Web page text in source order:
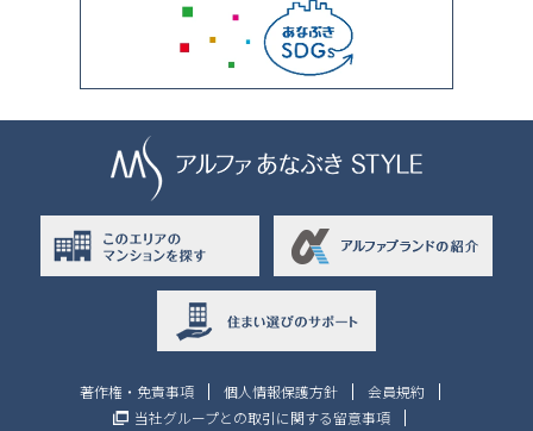
著作権・免責事項 個人情報保護方針
会員規約
当社グループとの取引に関する留意事項